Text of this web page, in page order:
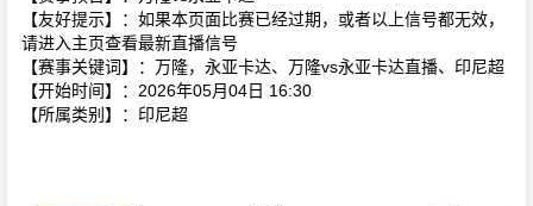
讯
【友好提示】：如果本页面比赛已经过期，或者以上信号都无效，
请进入主页查看最新直播信号
【赛事关键词】：万隆，永亚卡达、万隆vs永亚卡达直播、印尼超
【开始时间】：2026年05月04日 16:30
【所属类别】：印尼超